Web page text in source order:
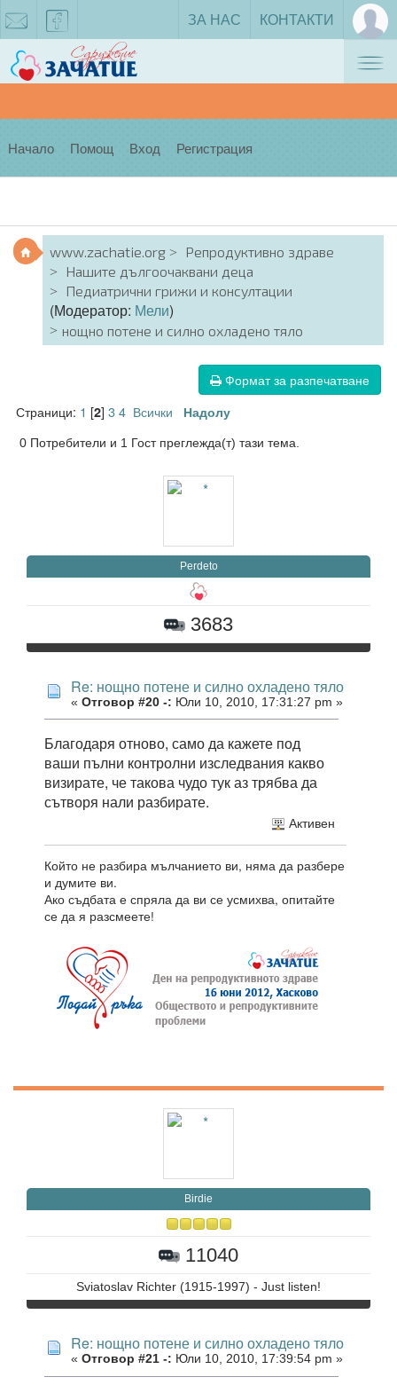
facebook
ЗА НАС КОНТАКТИ
Начало Помощ Вход Регистрация
www.zachatie.org
Репродуктивно здраве
Нашите дългоочаквани деца
Педиатрични грижи и консултации
(Модератор: Мели)
нощно потене и силно охладено тяло
Формат за разпечатване
Страници: 1 [2] 34 Всички Надолу
0 Потребители и 1 Гост преглежда(т) тази тема.
Perdeto
3683
Re: нощно потене и силно охладено тяло
« Отговор #20 -: Юли 10, 2010, 17:31:27 pm »
Благодаря отново, само да кажете под
ваши пълни контролни изследвания какво
визирате, че такова чудо тук аз трябва да
сътворя нали разбирате.
Активен
Който не разбира мълчанието ви, няма да разбере
и думите ви.
Ако съдбата е спряла да ви се усмихва, опитайте
се да я разсмеете!
Birdie
11040
Sviatoslav Richter (1915-1997) - Just listen!
Re: нощно потене и силно охладено тяло
« Отговор #21 -: Юли 10, 2010, 17:39:54 pm »